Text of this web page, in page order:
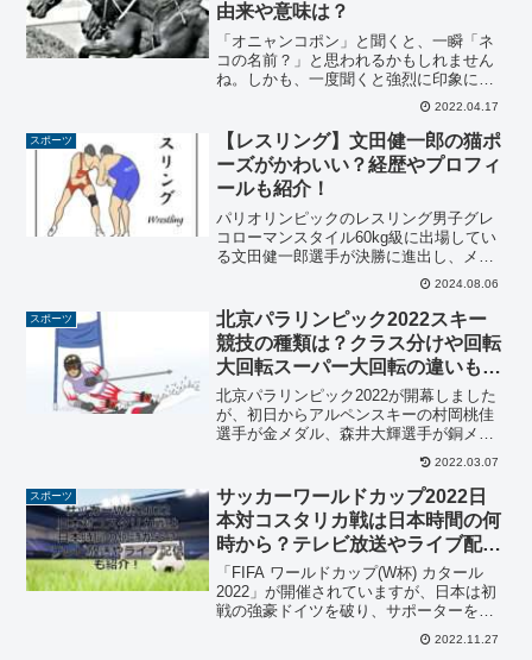
由来や意味は？
「オニャンコポン」と聞くと、一瞬「ネ
コの名前？」と思われるかもしれません
ね。しかも、一度聞くと強烈に印象に残
る言葉です。「オニャンコポン」とは何
なのか気になりませんか？実は、競走馬
やアニメのキャラクターにも付けられた
れっきとした「名前」なん...
2022.04.17
スポーツ
【レスリング】文田健一郎の猫ポ
ーズがかわいい？経歴やプロフィ
ールも紹介！
パリオリンピックのレスリング男子グレ
コローマンスタイル60kg級に出場してい
る文田健一郎選手が決勝に進出し、メダ
ルが確定しました！金メダル獲得なるか
大注目ですね！そんな文田選手ですが、
GoogleやYahoo!JAPANの検索窓に名前を
入力...
2024.08.06
スポーツ
北京パラリンピック2022スキー
競技の種類は？クラス分けや回転
大回転スーパー大回転の違いも調
べてみた！
北京パラリンピック2022が開幕しました
が、初日からアルペンスキーの村岡桃佳
選手が金メダル、森井大輝選手が銅メダ
ルと日本人選手の活躍が目立ちますね。
そこで、その両選手が出場しているスキ
ー競技に注目をしてみました。今回は、
「北京パラリンピック...
2022.03.07
スポーツ
サッカーワールドカップ2022日
本対コスタリカ戦は日本時間の何
時から？テレビ放送やライブ配信
も紹介！
「FIFA ワールドカップ(W杯) カタール
2022」が開催されていますが、日本は初
戦の強豪ドイツを破り、サポーターを中
心に盛り上がりを見せています。テレビ
の視聴率や、ライブ配信の視聴者数から
2022.11.27